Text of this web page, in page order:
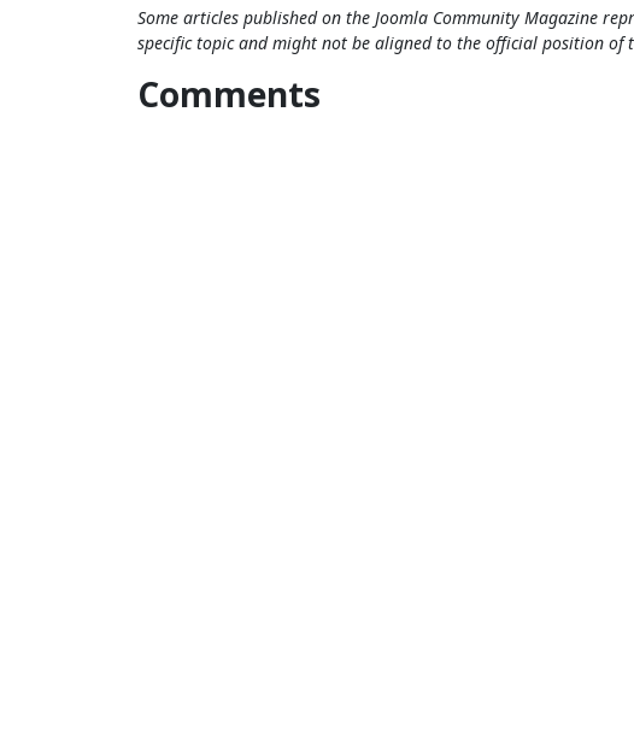
Some articles published on the Joomla Community Magazine
specific topic and might not be aligned to the official position of
Comments